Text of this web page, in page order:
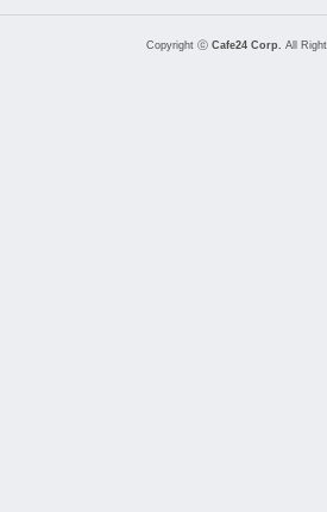
Copyright ⓒ Cafe24 Corp. All